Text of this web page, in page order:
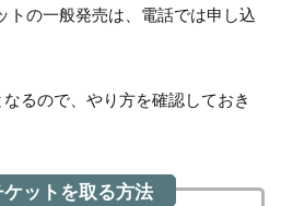
トの一般発売は、電話では申し込
るので、やり方を確認しておき